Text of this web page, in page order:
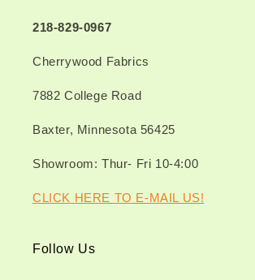
218-829-0967
Cherrywood Fabrics
7882 College Road
Baxter, Minnesota 56425
Showroom: Thur- Fri 10-4:00
CLICK HERE TO E-MAIL US!
Follow Us